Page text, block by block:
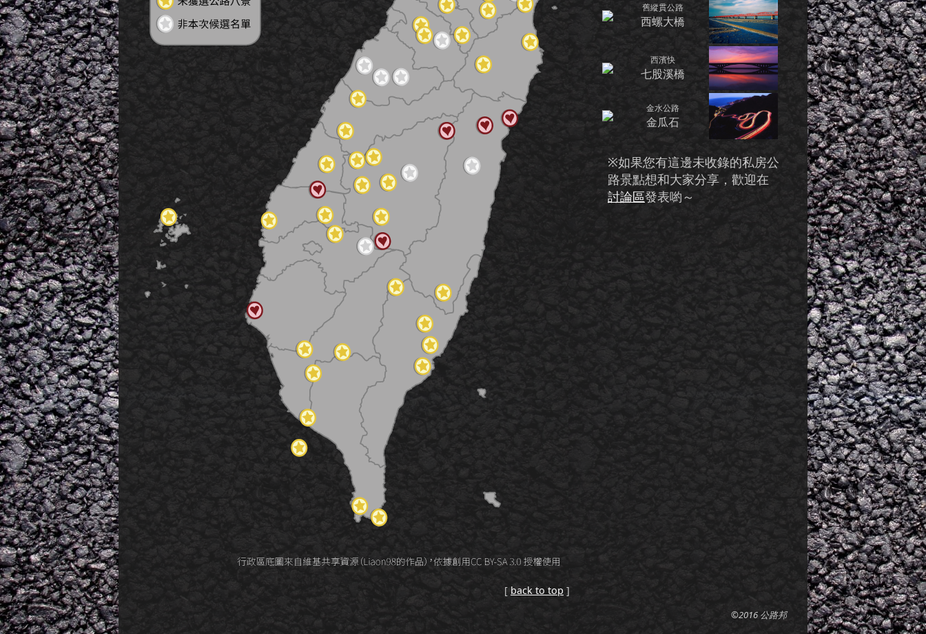
[ back to top ]
舊縱貫公路
西螺大橋
西濱快
七股溪橋
金水公路
金瓜石
※如果您有這邊未收錄的私房公
路景點想和大家分享，歡迎在
討論區發表喲～
©2016 公路邦